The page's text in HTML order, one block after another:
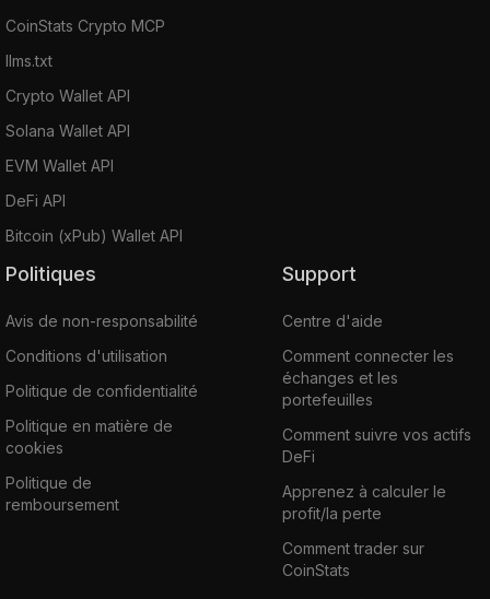
CoinStats Crypto MCP
llms.txt
Crypto Wallet API
Solana Wallet API
EVM Wallet API
DeFi API
Bitcoin (xPub) Wallet API
Politiques
Avis de non-responsabilité
Conditions d'utilisation
Politique de confidentialité
Politique en matière de
cookies
Politique de
remboursement
Support
Centre d'aide
Comment connecter les
échanges et les
portefeuilles
Comment suivre vos actifs
DeFi
Apprenez à calculer le
profit/la perte
Comment trader sur
CoinStats